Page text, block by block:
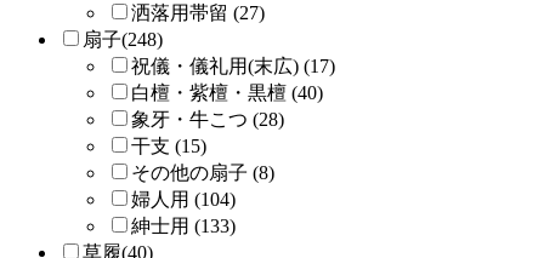
洒落用帯留 (27)
扇子(248)
祝儀・儀礼用(末広) (17)
白檀・紫檀・黒檀 (40)
象牙・牛こつ (28)
干支 (15)
その他の扇子 (8)
婦人用 (104)
紳士用 (133)
草履(40)